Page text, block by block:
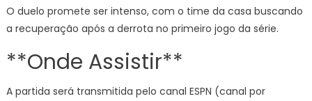
O duelo promete ser intenso, com o time da casa buscando
a recuperação após a derrota no primeiro jogo da série.
**Onde Assistir**
A partida será transmitida pelo canal ESPN (canal por